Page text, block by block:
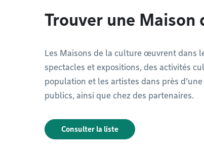
Trouver une Maison
Les Maisons de la culture œuvrent dans
spectacles et expositions, des activités
population et les artistes dans près
publics, ainsi que chez des partenaires.
Consulter la liste